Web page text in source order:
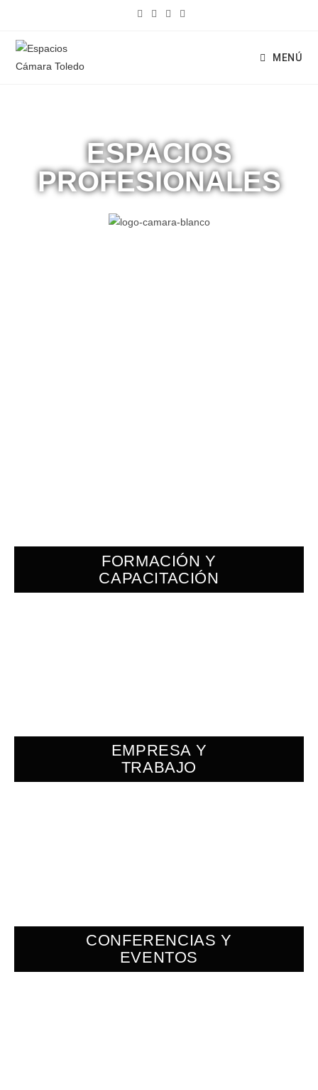
MENÚ
ESPACIOS
PROFESIONALES
FORMACIÓN Y
CAPACITACIÓN
EMPRESA Y
TRABAJO
CONFERENCIAS Y
EVENTOS